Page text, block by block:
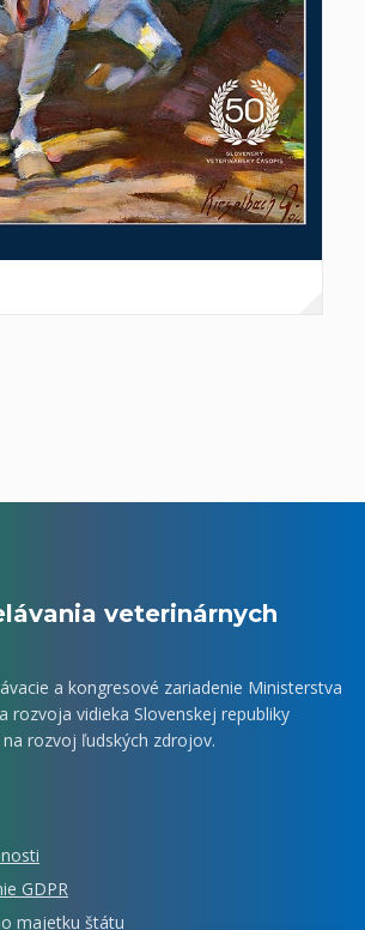
veterinárnych
a kongresové zariadenie Ministerstva
rozvoja vidieka Slovenskej republiky
rozvoj ľudských zdrojov.
GDPR
majetku štátu